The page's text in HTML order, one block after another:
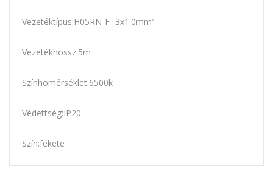
Vezetéktípus:H05RN-F- 3x1.0mm²
Vezetékhossz:5m
Színhömérséklet:6500k
Védettség:IP20
Szín:fekete